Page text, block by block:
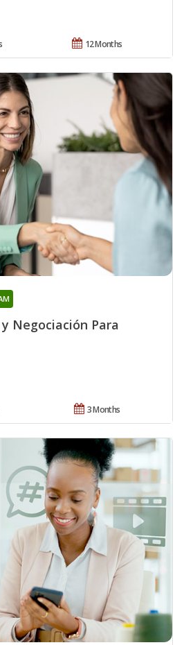
12 Months
Negociación Para
3 Months